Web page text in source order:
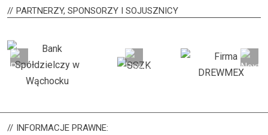
PARTNERZY, SPONSORZY I SOJUSZNICY
INFORMACJEPRAWNE: